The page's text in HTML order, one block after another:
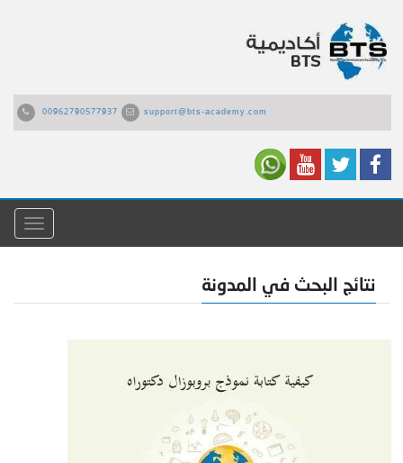
00962790577937 support@bts-academy.com
القائمة
نتائج البحث في المدونة